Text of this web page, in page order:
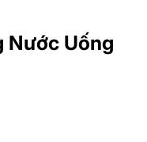
Nước Uống